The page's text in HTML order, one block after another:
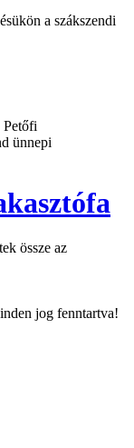
a szákszendi
Petőfi
ünnepi
össze az
jog fenntartva!